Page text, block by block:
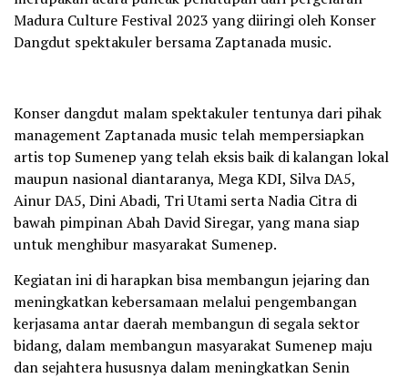
Madura Culture Festival 2023 yang diiringi oleh Konser
Dangdut spektakuler bersama Zaptanada music.
Konser dangdut malam spektakuler tentunya dari pihak
management Zaptanada music telah mempersiapkan
artis top Sumenep yang telah eksis baik di kalangan lokal
maupun nasional diantaranya, Mega KDI, Silva DA5,
Ainur DA5, Dini Abadi, Tri Utami serta Nadia Citra di
bawah pimpinan Abah David Siregar, yang mana siap
untuk menghibur masyarakat Sumenep.
Kegiatan ini di harapkan bisa membangun jejaring dan
meningkatkan kebersamaan melalui pengembangan
kerjasama antar daerah membangun di segala sektor
bidang, dalam membangun masyarakat Sumenep maju
dan sejahtera hususnya dalam meningkatkan Senin